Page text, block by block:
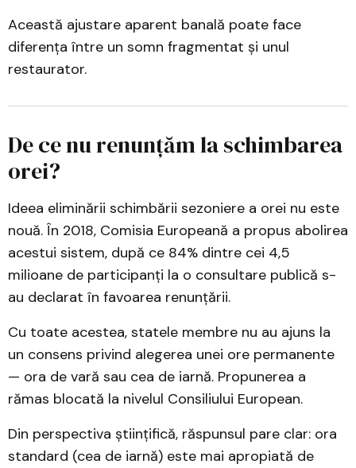
Această ajustare aparent banală poate face
diferența între un somn fragmentat și unul
restaurator.
De ce nu renunțăm la schimbarea
orei?
Ideea eliminării schimbării sezoniere a orei nu este
nouă. În 2018, Comisia Europeană a propus abolirea
acestui sistem, după ce 84% dintre cei 4,5
milioane de participanți la o consultare publică s-
au declarat în favoarea renunțării.
Cu toate acestea, statele membre nu au ajuns la
un consens privind alegerea unei ore permanente
— ora de vară sau cea de iarnă. Propunerea a
rămas blocată la nivelul Consiliului European.
Din perspectiva științifică, răspunsul pare clar: ora
standard (cea de iarnă) este mai apropiată de